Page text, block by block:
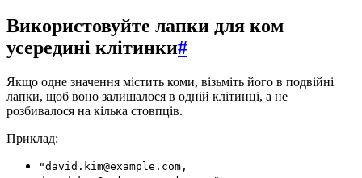
Використовуйте лапки для ком
усередині клітинки#
Якщо одне значення містить коми, візьміть його в подвійні
лапки, щоб воно залишалося в одній клітинці, а не
розбивалося на кілька стовпців.
Приклад:
"david.kim@example.com,